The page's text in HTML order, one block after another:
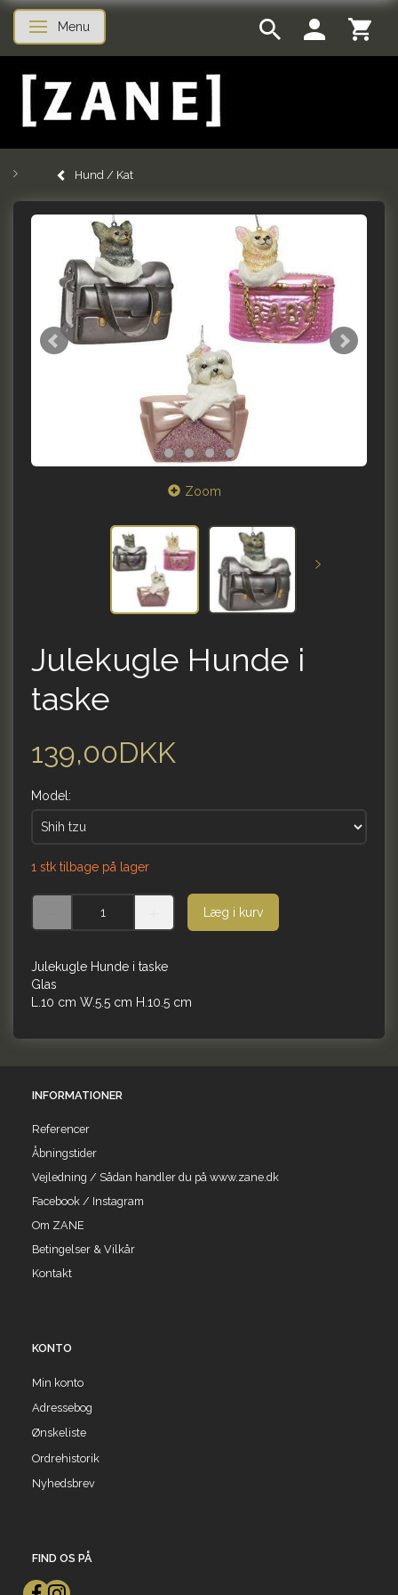
Skifte navigation
Menu
Hund / Kat
Zoom
Julekugle Hunde i
taske
139,00DKK
Model:
1 stk tilbage på lager
Læg i kurv
Julekugle Hunde i taske
Glas
L.10 cm W.5.5 cm H.10.5 cm
INFORMATIONER
Referencer
Åbningstider
Vejledning / Sådan handler du på www.zane.dk
Facebook / Instagram
Om ZANE
Betingelser & Vilkår
Kontakt
KONTO
Min konto
Adressebog
Ønskeliste
Ordrehistorik
Nyhedsbrev
FIND OS PÅ